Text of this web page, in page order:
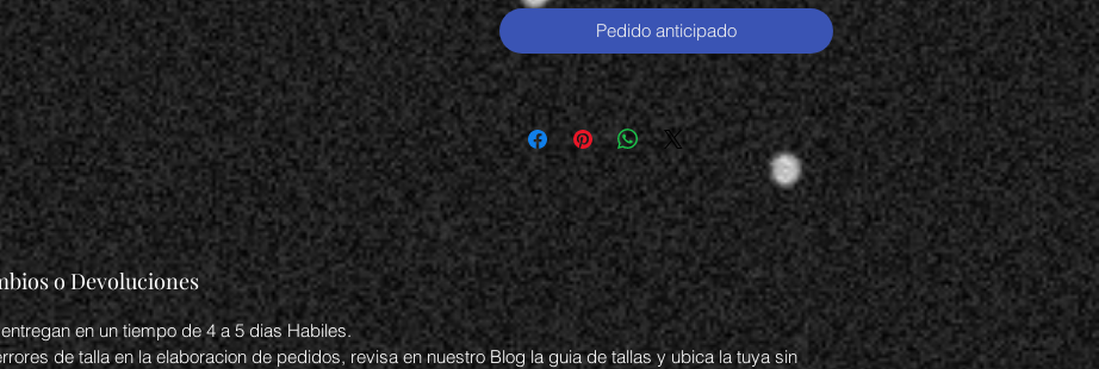
Pedido anticipado
o Devoluciones
en un tiempo de 4 a 5 dias Habiles.
de talla en la elaboracion de pedidos, revisa en nuestro Blog la guia de tallas y ubica la tuya sin